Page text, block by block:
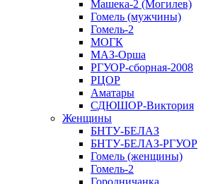
Машека-2 (Могилев)
Гомель (мужчины)
Гомель-2
МОГК
МАЗ-Орша
РГУОР-сборная-2008
РЦОР
Аматары
СДЮШОР-Виктория
Женщины
БНТУ-БЕЛАЗ
БНТУ-БЕЛАЗ-РГУОР
Гомель (женщины)
Гомель-2
Городничанка